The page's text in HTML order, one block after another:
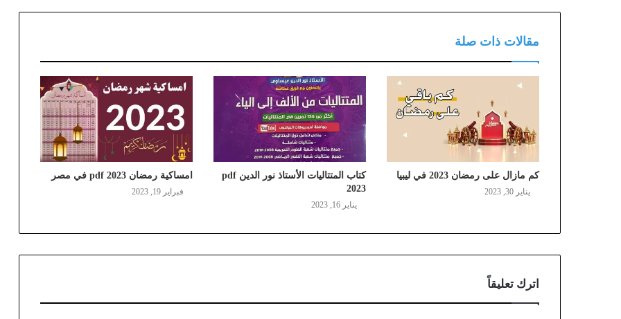
مقالات ذات صلة
كم مازال على رمضان 2023 في ليبيا
يناير 30, 2023
كتاب المتتاليات الأستاذ نور الدين pdf
2023
يناير 16, 2023
امساكية رمضان 2023 pdf في مصر
فبراير 19, 2023
اترك تعليقاً